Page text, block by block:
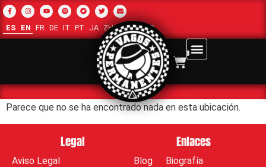
ES EN FR DE IT PT JA ZH-CN RU AR
0
Parece que no se ha encontrado nada en esta ubicación.
Legal
Aviso Legal
Enlaces
Blog
Biografía